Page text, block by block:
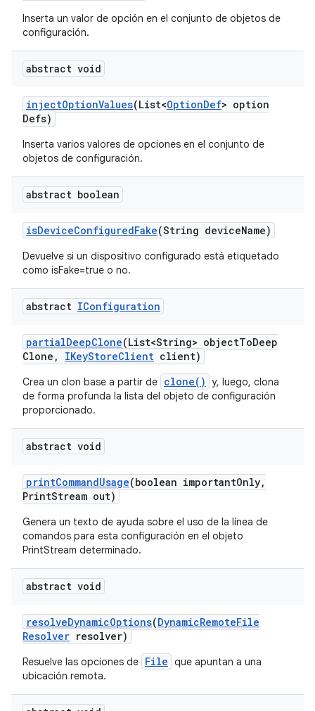
Inserta un valor de opción en el conjunto de objetos de
configuración.
abstract void
injectOptionValues(List<OptionDef> option
Defs)
Inserta varios valores de opciones en el conjunto de
objetos de configuración.
abstract boolean
isDeviceConfiguredFake(String deviceName)
Devuelve si un dispositivo configurado está etiquetado
como isFake=true o no.
abstract IConfiguration
partialDeepClone(List<String> objectToDeep
Clone , IKeyStoreClient client)
Crea un clon base a partir de clone() y, luego, clona
de forma profunda la lista del objeto de configuración
proporcionado.
abstract void
printCommandUsage(boolean importantOnly,
PrintStream out)
Genera un texto de ayuda sobre el uso de la línea de
comandos para esta configuración en el objeto
PrintStream determinado.
abstract void
resolveDynamicOptions(DynamicRemoteFile
Resolver resolver)
Resuelve las opciones de File que apuntan a una
ubicación remota.